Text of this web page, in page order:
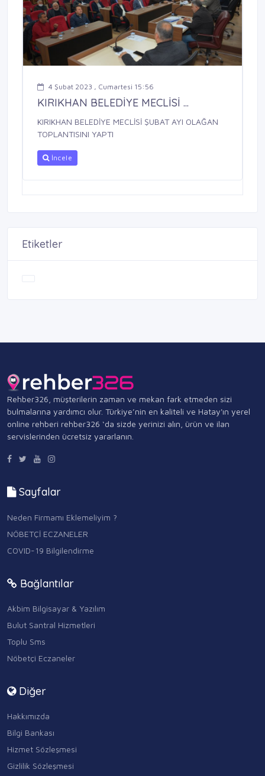
4 Şubat 2023 , Cumartesi 15:56
KIRIKHAN BELEDİYE MECLİSİ ...
KIRIKHAN BELEDİYE MECLİSİ ŞUBAT AYI OLAĞAN
TOPLANTISINI YAPTI
İncele
Etiketler
Rehber326, müşterilerin zaman ve mekan fark etmeden sizi
bulmalarına yardımcı olur. Türkiye’nin en kaliteli ve Hatay'ın yerel
online rehberi rehber326 ‘da sizde yerinizi alın, ürün ve ilan
servislerinden ücretsiz yararlanın.
Sayfalar
Neden Firmamı Eklemeliyim ?
NÖBETÇİ ECZANELER
COVID-19 Bilgilendirme
Bağlantılar
Akbim Bilgisayar & Yazılım
Bulut Santral Hizmetleri
Toplu Sms
Nöbetçi Eczaneler
Diğer
Hakkımızda
Bilgi Bankası
Hizmet Sözleşmesi
Gizlilik Sözleşmesi